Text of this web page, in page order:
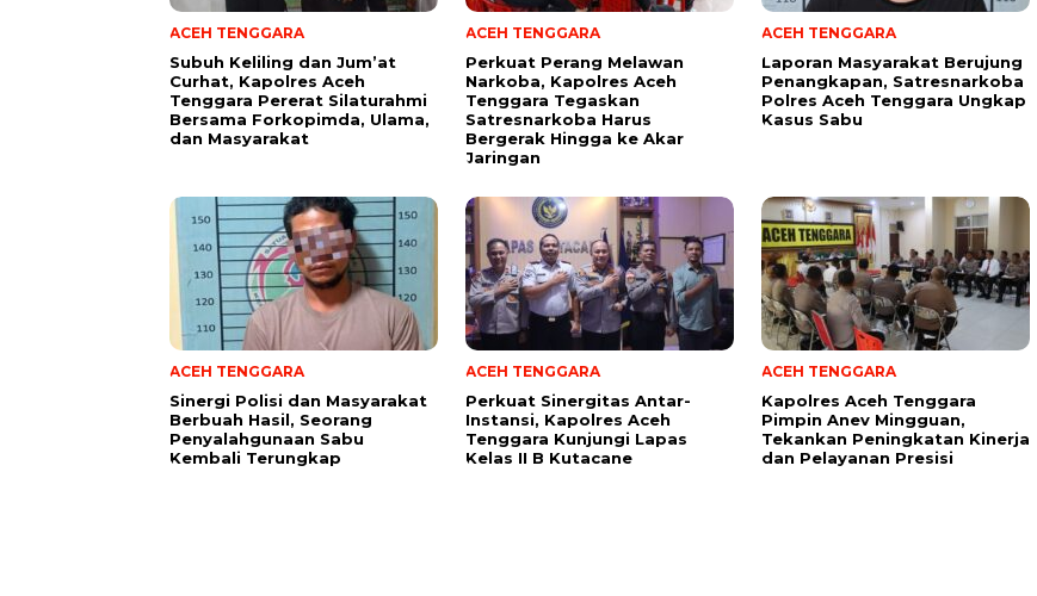
ACEH TENGGARA
Subuh Keliling dan Jum’at
Curhat, Kapolres Aceh
Tenggara Pererat Silaturahmi
Bersama Forkopimda, Ulama,
dan Masyarakat
ACEH TENGGARA
Perkuat Perang Melawan
Narkoba, Kapolres Aceh
Tenggara Tegaskan
Satresnarkoba Harus
Bergerak Hingga ke Akar
Jaringan
ACEH TENGGARA
Laporan Masyarakat Berujung
Penangkapan, Satresnarkoba
Polres Aceh Tenggara Ungkap
Kasus Sabu
ACEH TENGGARA
Sinergi Polisi dan Masyarakat
Berbuah Hasil, Seorang
Penyalahgunaan Sabu
Kembali Terungkap
ACEH TENGGARA
Perkuat Sinergitas Antar-
Instansi, Kapolres Aceh
Tenggara Kunjungi Lapas
Kelas II B Kutacane
ACEH TENGGARA
Kapolres Aceh Tenggara
Pimpin Anev Mingguan,
Tekankan Peningkatan Kinerja
dan Pelayanan Presisi